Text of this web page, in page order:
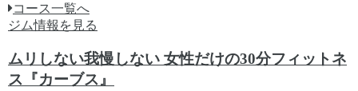
コース一覧へ
ジム情報を見る
ムリしない我慢しない 女性だけの30分フィットネ
ス『カーブス』